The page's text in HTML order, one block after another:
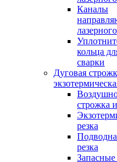
Каналы
кольца
сварки
Дуговая
строжка
резка
резка